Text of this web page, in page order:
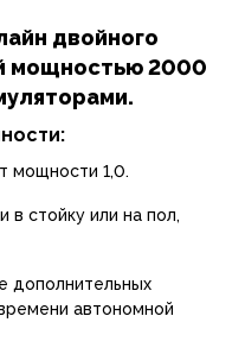
двойного
мощностью 2000
1,0.
или на пол,
автономной